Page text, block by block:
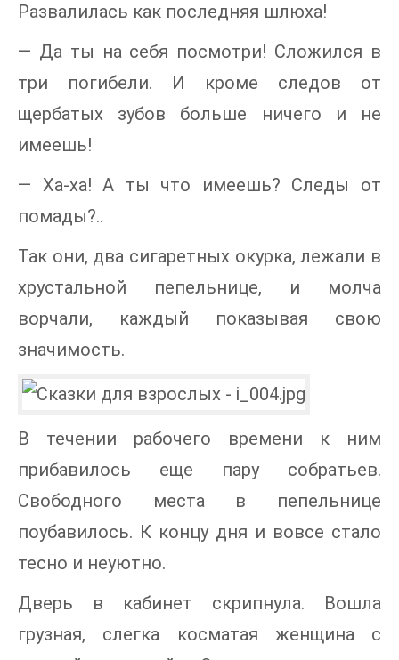
Развалилась как последняя шлюха!
— Да ты на себя посмотри! Сложился в
три погибели. И кроме следов от
щербатых зубов больше ничего и не
имеешь!
— Ха-ха! А ты что имеешь? Следы от
помады?..
Так они, два сигаретных окурка, лежали в
хрустальной пепельнице, и молча
ворчали, каждый показывая свою
значимость.
В течении рабочего времени к ним
прибавилось еще пару собратьев.
Свободного места в пепельнице
поубавилось. К концу дня и вовсе стало
тесно и неуютно.
Дверь в кабинет скрипнула. Вошла
грузная, слегка косматая женщина с